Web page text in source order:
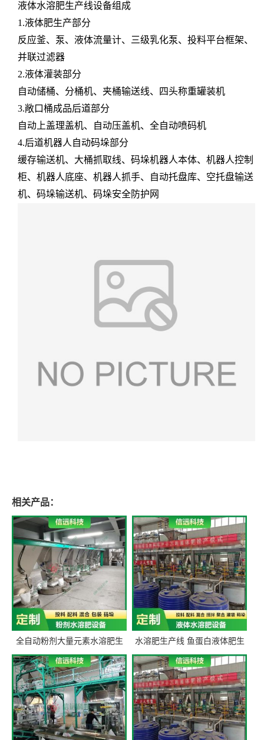
液体水溶肥生产线设备组成
1.液体肥生产部分
反应釜、泵、液体流量计、三级乳化泵、投料平台框架、
并联过滤器
2.液体灌装部分
自动储桶、分桶机、夹桶输送线、四头称重罐装机
3.敞口桶成品后道部分
自动上盖理盖机、自动压盖机、全自动喷码机
4.后道机器人自动码垛部分
缓存输送机、大桶抓取线、码垛机器人本体、机器人控制
柜、机器人底座、机器人抓手、自动托盘库、空托盘输送
机、码垛输送机、码垛安全防护网
相关产品：
全自动粉剂大量元素水溶肥生
产设备 信远科技肥料生产设备
源头厂家
水溶肥生产线 鱼蛋白液体肥生
产设备 氨基酸液态肥全套设备